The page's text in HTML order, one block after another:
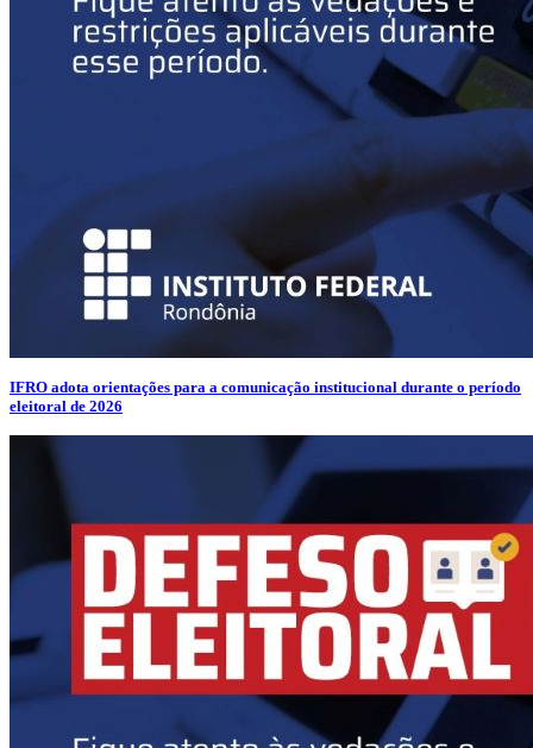
IFRO adota orientações para a comunicação institucional durante o período
eleitoral de 2026